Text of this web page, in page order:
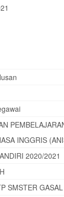
INGGRIS
2020/2021
SMSTER